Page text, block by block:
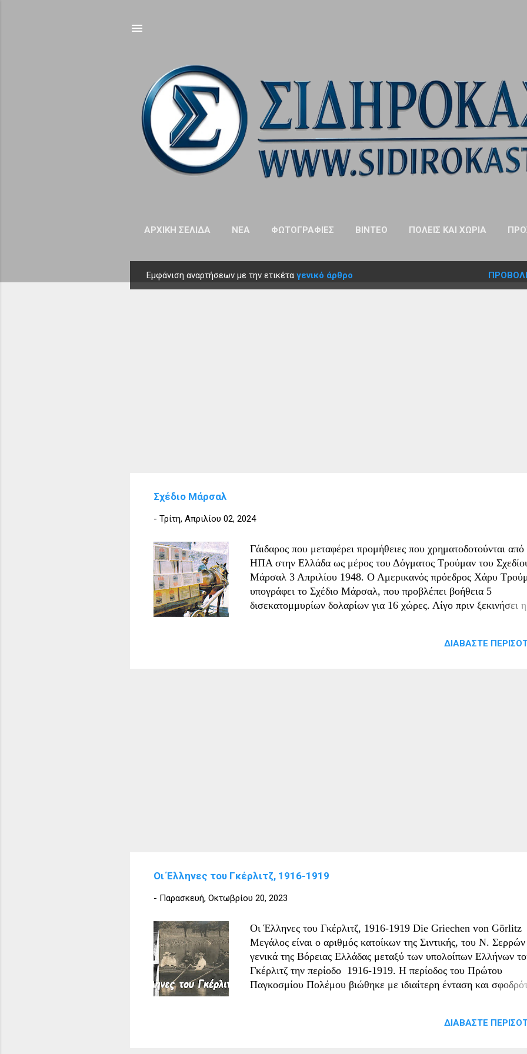
ΑΡΧΙΚΉ ΣΕΛΊΔΑ NΈΑ ΦΩΤΟΓΡΑΦΊΕΣ ΒΊΝΤΕΟ ΠΌΛΕΙΣ ΚΑΙ ΧΩΡΙΆ
Εμφάνιση αναρτήσεων με την ετικέτα γενικό άρθρο
Σχέδιο Μάρσαλ
- Τρίτη, Απριλίου 02, 2024
Γάιδαρος που μεταφέρει προμήθειες που χρηματοδοτούνται από
ΗΠΑ στην Ελλάδα ως μέρος του Δόγματος Τρούμαν του
Μάρσαλ 3 Απριλίου 1948. Ο Αμερικανός πρόεδρος Χάρυ
υπογράφει το Σχέδιο Μάρσαλ, που προβλέπει βοήθεια 5
δισεκατομμυρίων δολαρίων για 16 χώρες. Λίγο πριν ξεκινήσει η
αποφάσισαν να χρηματοδοτήσουν την ανάκαμψή της. Ο
ΔΙΑΒΆΣΤΕ
Οι Έλληνες του Γκέρλιτζ, 1916-1919
- Παρασκευή, Οκτωβρίου 20, 2023
Οι Έλληνες του Γκέρλιτζ, 1916-1919 Die Griechen von Görlitz
Μεγάλος είναι ο αριθμός κατοίκων της Σιντικής, του Ν. Σερρών
γενικά της Βόρειας Ελλάδας μεταξύ των υπολοίπων Ελλήνων
Γκέρλιτζ την περίοδο 1916-1919. H περίοδος του Πρώτου
Παγκοσμίου Πολέμου βιώθηκε με ιδιαίτερη ένταση και
απέναντι στα στρατόπεδα των αντιμαχομένων οδήγησε στον
ΔΙΑΒΆΣΤΕ